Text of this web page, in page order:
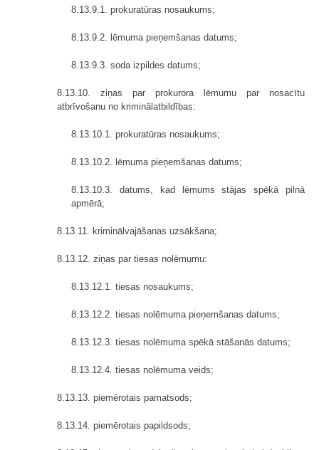
8.13.9.1. prokuratūras nosaukums;
8.13.9.2. lēmuma pieņemšanas datums;
8.13.9.3. soda izpildes datums;
8.13.10. ziņas par prokurora lēmumu par nosacītu
atbrīvošanu no kriminālatbildības:
8.13.10.1. prokuratūras nosaukums;
8.13.10.2. lēmuma pieņemšanas datums;
8.13.10.3. datums, kad lēmums stājas spēkā pilnā
apmērā;
8.13.11. kriminālvajāšanas uzsākšana;
8.13.12. ziņas par tiesas nolēmumu:
8.13.12.1. tiesas nosaukums;
8.13.12.2. tiesas nolēmuma pieņemšanas datums;
8.13.12.3. tiesas nolēmuma spēkā stāšanās datums;
8.13.12.4. tiesas nolēmuma veids;
8.13.13. piemērotais pamatsods;
8.13.14. piemērotais papildsods;